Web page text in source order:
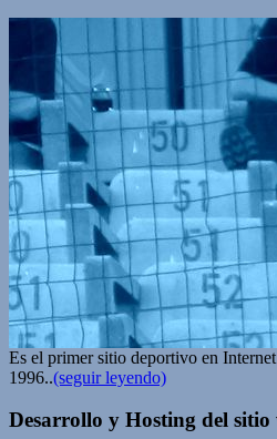
Es el primer sitio deportivo en
1996..(seguir leyendo)
Desarrollo y Hosting del sitio